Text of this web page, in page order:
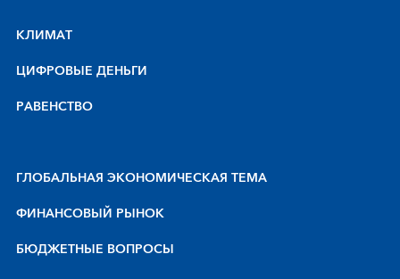
КЛИМАТ
ЦИФРОВЫЕ ДЕНЬГИ
РАВЕНСТВО
ГЛОБАЛЬНАЯ ЭКОНОМИЧЕСКАЯ ТЕМА
ФИНАНСОВЫЙ РЫНОК
БЮДЖЕТНЫЕ ВОПРОСЫ